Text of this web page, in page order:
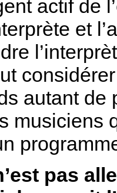
actif de
et
autant
musiciens
pas